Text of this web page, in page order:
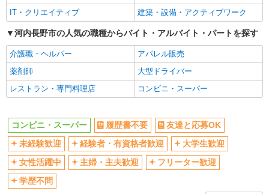
学歴不問
ブランクOK
ミドル（40代～）活躍中
エルダー（50代～）活躍中
昇給あり
朝
昼
禁煙・分煙
バイク通勤OK
扶養内勤務OK
交通費支給
社会保険あり
研修制度あり
社員登用あり
同じ職種から求人を探す
IT・クリエイティブ
建築・設備・アクティブワーク
河内長野市の人気の職種からバイト・アルバイト・パートを探す
介護職・ヘルパー
アパレル販売
薬剤師
大型ドライバー
レストラン・専門料理店
コンビニ・スーパー
コンビニ・スーパー 履歴書不要
友達と応募OK
未経験歓迎
経験者・有資格者歓迎
大学生歓迎
女性活躍中
主婦・主夫歓迎
フリーター歓迎
学歴不問